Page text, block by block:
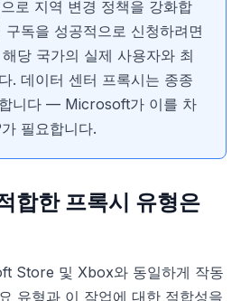
로 지역 변경 정책을 강화합
독을 성공적으로 신청하려면
당 국가의 실제 사용자와 최
. 데이터 센터 프록시는 종종
니다 — Microsoft가 이를 차
필요합니다.
합한 프록시 유형은
Store 및 Xbox와 동일하게 작동
유형과 이 작업에 대한 적합성을